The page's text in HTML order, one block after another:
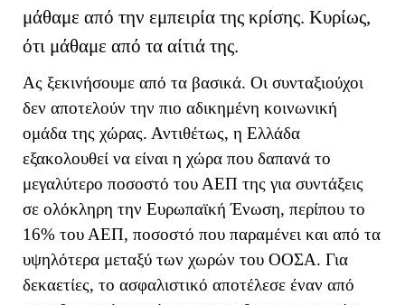
μάθαμε από την εμπειρία της κρίσης. Κυρίως,
ότι μάθαμε από τα αίτιά της.
Ας ξεκινήσουμε από τα βασικά. Οι συνταξιούχοι
δεν αποτελούν την πιο αδικημένη κοινωνική
ομάδα της χώρας. Αντιθέτως, η Ελλάδα
εξακολουθεί να είναι η χώρα που δαπανά το
μεγαλύτερο ποσοστό του ΑΕΠ της για συντάξεις
σε ολόκληρη την Ευρωπαϊκή Ένωση, περίπου το
16% του ΑΕΠ, ποσοστό που παραμένει και από τα
υψηλότερα μεταξύ των χωρών του ΟΟΣΑ. Για
δεκαετίες, το ασφαλιστικό αποτέλεσε έναν από